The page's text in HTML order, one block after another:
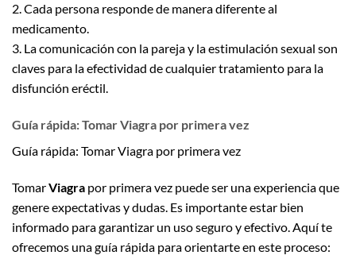
2. Cada persona responde de manera diferente al
medicamento.
3. La comunicación con la pareja y la estimulación sexual son
claves para la efectividad de cualquier tratamiento para la
disfunción eréctil.
Guía rápida: Tomar Viagra por primera vez
Guía rápida: Tomar Viagra por primera vez
TomarViagra por primera vez puede ser una experiencia que
genere expectativas y dudas. Es importante estar bien
informado para garantizar un uso seguro y efectivo. Aquí te
ofrecemos una guía rápida para orientarte en este proceso: